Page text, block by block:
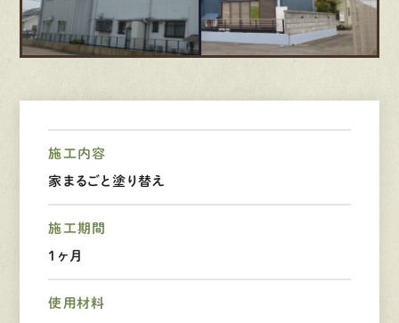
有資 格者が、無料建 物診断いたします!!
0120-44-2605
営業時間 8:00−18:00 ｜
Web
施工内容
家まるごと塗り替え
施工期間
1ヶ月
使用材料